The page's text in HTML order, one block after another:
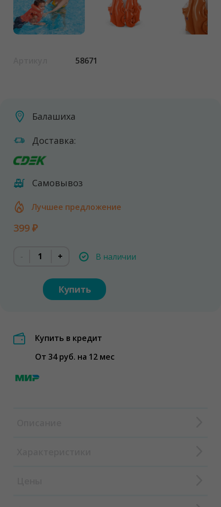
58671
Балашиха
Доставка:
Самовывоз
Лучшее предложение
399 ₽
+ В наличии
Купить
Купить в кредит
От 34 руб. на 12 мес